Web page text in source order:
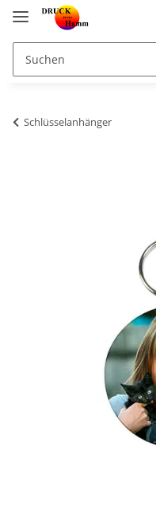
Schlüsselanhänger